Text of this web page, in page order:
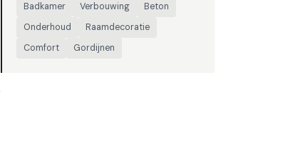
Badkamer
Verbouwing
Beton
Onderhoud
Raamdecoratie
Comfort
Gordijnen